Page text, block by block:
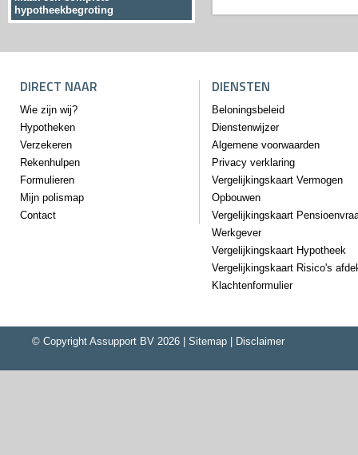
hypotheekbegroting
DIRECT NAAR
Wie zijn wij?
Hypotheken
Verzekeren
Rekenhulpen
Formulieren
Mijn polismap
Contact
DIENSTEN
Beloningsbeleid
Dienstenwijzer
Algemene voorwaarden
Privacy verklaring
Vergelijkingskaart Vermogen
Opbouwen
Vergelijkingskaart
Werkgever
Vergelijkingskaart Hypotheek
Vergelijkingskaart Risico's
Klachtenformulier
© Copyright Assupport BV 2026 | Sitemap | Disclaimer